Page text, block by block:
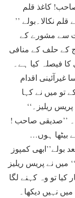
کاغذ قلم
نکالا۔بولے ’’
سے مشورے کے
کے حلف کے منافی
فیصلہ کیا ہے۔
اقدام
تو میں نے کہا
ریلیز۔‘‘
۔ ’’صدیقی صاحب !
بیٹھا ہوں…
بولے’’ابھی کمپوز
میں نے پریس ریلیز
کیا تو وہ کہنے لگا
نہیں دیکھا۔